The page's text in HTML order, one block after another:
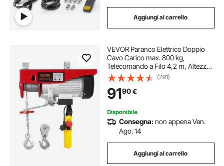
Aggiungi al carrello
VEVOR Paranco Elettrico Doppio
Cavo Carico max. 800 kg,
Telecomando a Filo 4,2 m, Altezza
di Sollevamento Cavo Singolo 12 m,
Paranco Arresto di Emergenza,
Sollevatore per Garage, Magazzino,
Fabbrica
(291)
9190€
Disponibile
Consegna:non appena Ven.
Ago. 14
Aggiungi al carrello